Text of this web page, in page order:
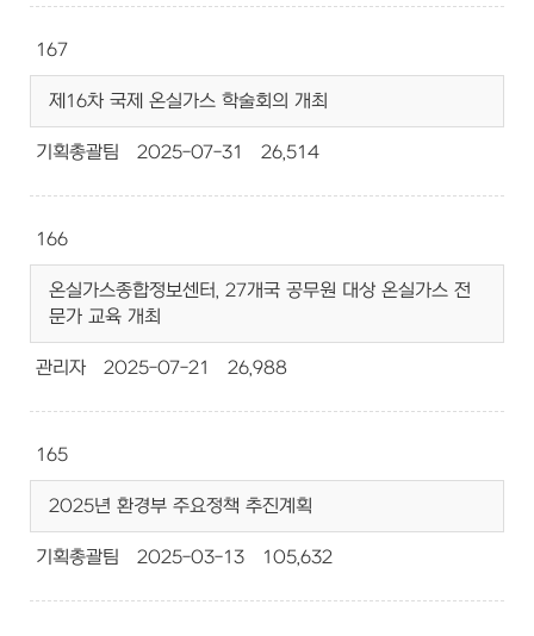
167
제16차 국제 온실가스 학술회의 개최
기획총괄팀 2025-07-31 26,514
166
온실가스종합정보센터, 27개국 공무원 대상 온실가스 전
문가 교육 개최
관리자 2025-07-21 26,988
165
2025년 환경부 주요정책 추진계획
기획총괄팀 2025-03-13 105,632